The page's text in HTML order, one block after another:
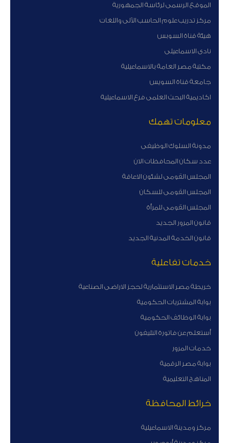
الموقع الرسمى لرئاسة الجمهورية
مركز تدريب علوم الحاسب الآلى واللغات
هيئة قناة السوبس
نادى الاسماعيلى
مكتبة مصر العامة بالاسماعيلية
جامعة قناة السويس
اكاديمية البحث العلمى فرع الاسماعيلية
معلومات تهمك
مدونة السلوك الوظيفى
عدد سكان المحافظات الان
المجلس القومى لشئون الاعاقة
المجلس القومى للسكان
المجلس القومى للمرأة
قانون المرور الجديد
قانون الخدمة المدنية الجديد
خدمات تفاعلية
خريطة مصر الاستثمارية لحجز الاراضى الصناعية
بوابة المشتريات الحكومية
بوابة الوظائف الحكومية
أستعلم عن فاتورة التليفون
خدمات المرور
بوابة مصر الرقمية
المناهج التعليمية
خرائط المحافظة
مركز ومدينة الاسماعيلية